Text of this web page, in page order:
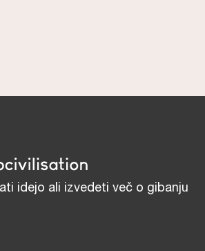
idejo ali izvedeti več o gibanju